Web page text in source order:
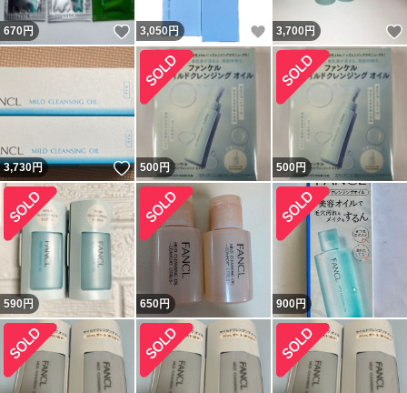
670円 いいね！
3,050円 いいね！
3,700 円
3,730円 いいね！
500円 500円
590円 650円 900円